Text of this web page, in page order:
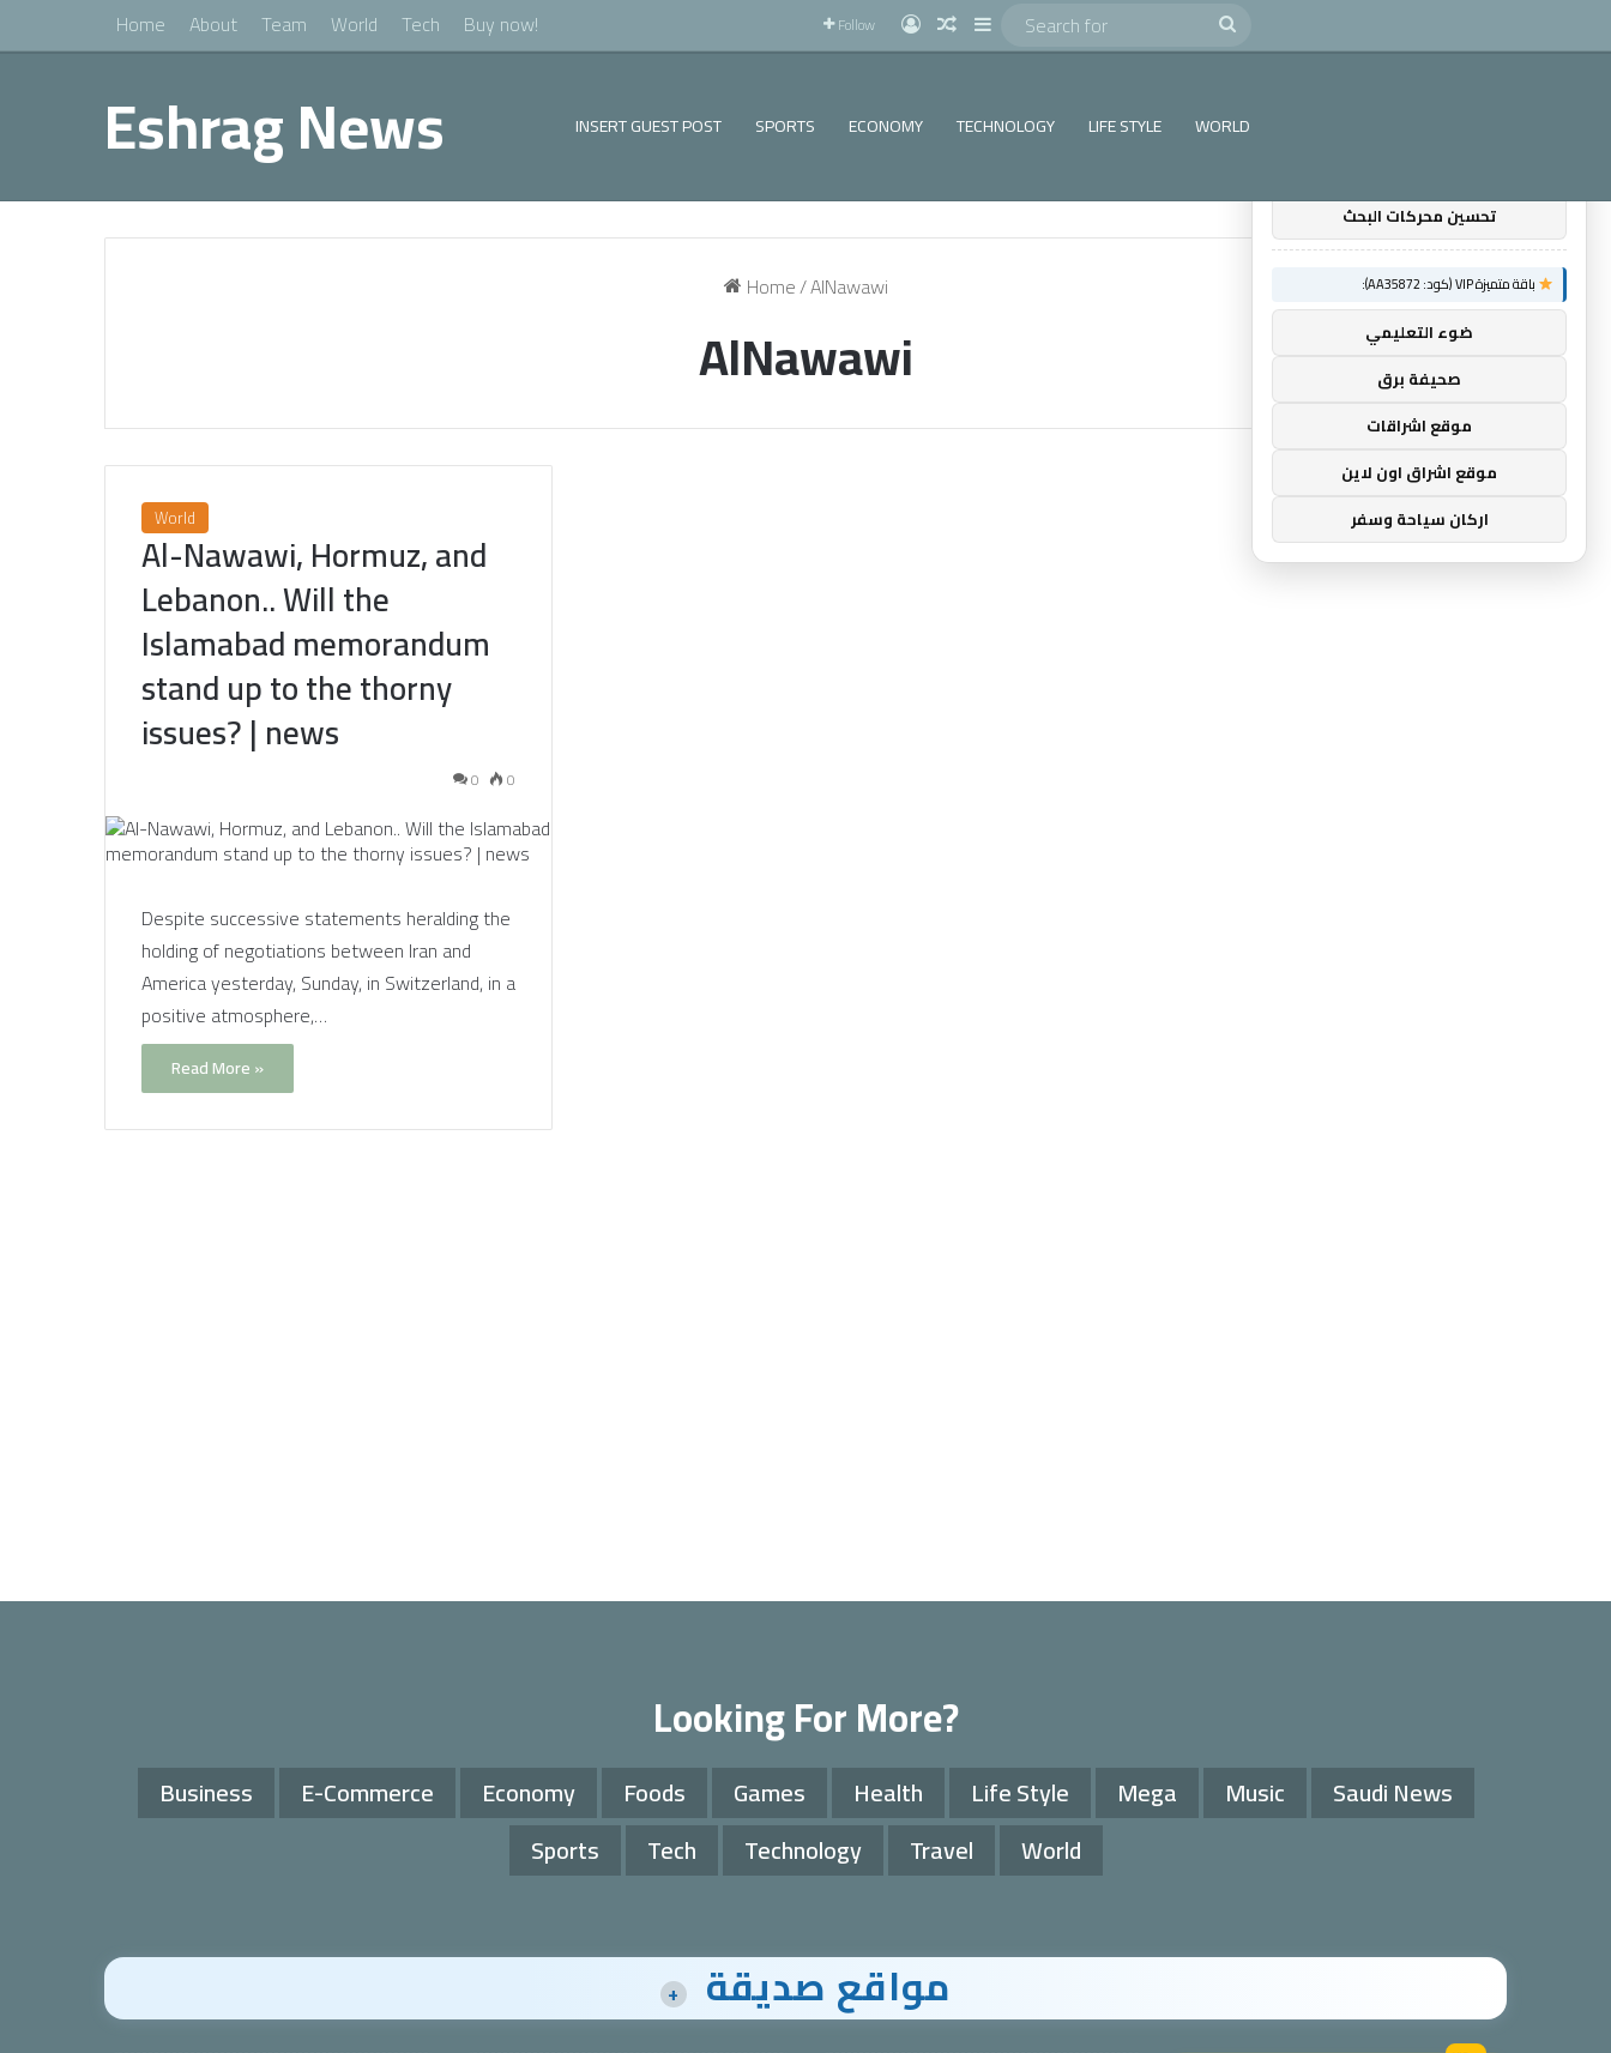
Home About Team World Tech Buy now! Follow Log InRandom Article
Sidebar
Search
Eshrag News INSERT GUEST POST SPORTS ECONOMY TECHNOLOGY LIFE STYLE WORLD
Home/AlNawawi
AlNawawi
World
Al-Nawawi, Hormuz, and
Lebanon.. Will the
Islamabad memorandum
stand up to the thorny
issues? | news
0 0
Despite successive statements heralding the
holding of negotiations between Iran and
America yesterday, Sunday, in Switzerland, in a
positive atmosphere,…
Read More »
Looking For More?
Business E-Commerce Economy Foods Games Health Life Style Mega Music
Saudi News
Sports
Tech Technology Travel World
مواقع صديقة +
توصيات : ×
تحسين محركات البحث
باقة متميزة VIP (كود: AA35872):
ضوء التعليمي
صحيفة برق
موقع اشراقات
موقع اشراق اون لاين
اركان سياحة وسفر